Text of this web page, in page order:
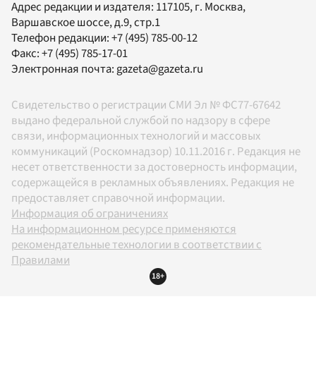
Адрес редакции и издателя: 117105, г. Москва,
Варшавское шоссе, д.9, стр.1
Телефон редакции:+7 (495) 785-00-12
Факс:+7 (495) 785-17-01
Электронная почта:gazeta@gazeta.ru
Свидетельство о регистрации СМИ Эл № ФС77-67642
выдано федеральной службой по надзору в сфере
связи, информационных технологий и массовых
коммуникаций (Роскомнадзор) 10.11.2016 г. Редакция не
несет ответственности за достоверность информации,
содержащейся в рекламных объявлениях. Редакция не
предоставляет справочной информации.
Информация об ограничениях
На информационном ресурсе применяются
рекомендательные технологии в соответствии с
Правилами
18+